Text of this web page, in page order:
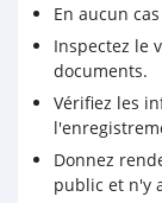
En aucun
Inspectez le
documents.
Vérifiez les
Donnez
public et n'y